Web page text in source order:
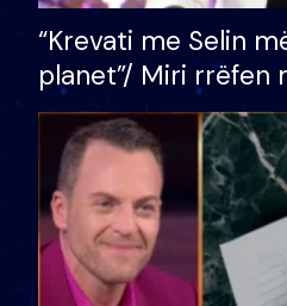
“Krevati me Selin
planet”/ Miri
bukura në shtëpinë
mungojë zilja e